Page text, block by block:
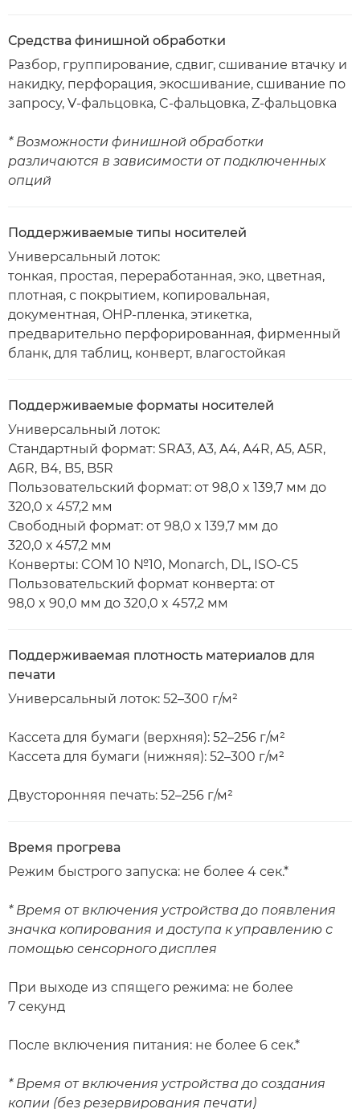
Средства финишной обработки
Разбор, группирование, сдвиг, сшивание втачку и
накидку, перфорация, экосшивание, сшивание по
запросу, V-фальцовка, C-фальцовка, Z-фальцовка
* Возможности финишной обработки
различаются в зависимости от подключенных
опций
Поддерживаемые типы носителей
Универсальный лоток:
тонкая, простая, переработанная, эко, цветная,
плотная, с покрытием, копировальная,
документная, OHP-пленка, этикетка,
предварительно перфорированная, фирменный
бланк, для таблиц, конверт, влагостойкая
Поддерживаемые форматы носителей
Универсальный лоток:
Стандартный формат: SRA3, A3, A4, A4R, A5, A5R,
A6R, B4, B5, B5R
Пользовательский формат: от 98,0 x 139,7 мм до
320,0 x 457,2 мм
Свободный формат: от 98,0 x 139,7 мм до
320,0 х 457,2 мм
Конверты: COM 10 №10, Monarch, DL, ISO-C5
Пользовательский формат конверта: от
98,0 x 90,0 мм до 320,0 x 457,2 мм
Поддерживаемая плотность материалов для
печати
Универсальный лоток: 52–300 г/м²
Кассета для бумаги (верхняя): 52–256 г/м²
Кассета для бумаги (нижняя): 52–300 г/м²
Двусторонняя печать: 52–256 г/м²
Время прогрева
Режим быстрого запуска: не более 4 сек.*
* Время от включения устройства до появления
значка копирования и доступа к управлению с
помощью сенсорного дисплея
При выходе из спящего режима: не более
7 секунд
После включения питания: не более 6 сек.*
* Время от включения устройства до создания
копии (без резервирования печати)